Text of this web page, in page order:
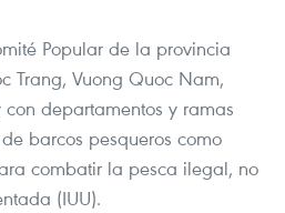
Popular de la provincia
Trang, Vuong Quoc Nam,
departamentos y ramas
barcos pesqueros como
combatir la pesca ilegal, no
(IUU).